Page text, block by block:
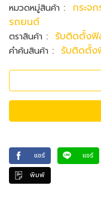
หมวดหมู่สินค้า : กระจ
รถยนต์
ตราสินค้า : รับติดตั้งฟิ
คำค้นสินค้า : รับติดตั้ง
แชร์ แชร์
พิมพ์